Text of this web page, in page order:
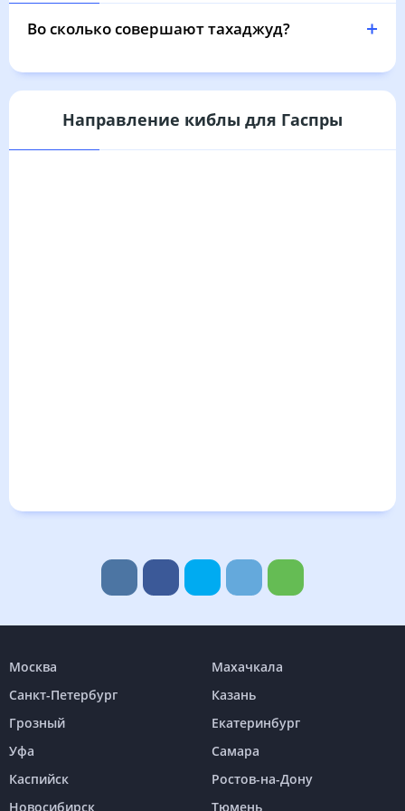
Во сколько совершают тахаджуд?
Направление киблы для Гаспры
Москва
Махачкала
Санкт-Петербург
Казань
Грозный
Екатеринбург
Уфа
Самара
Каспийск
Ростов-на-Дону
Новосибирск
Тюмень